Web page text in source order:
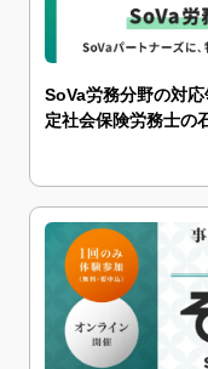
SoVa労務分野の対
定社会保険労務士の